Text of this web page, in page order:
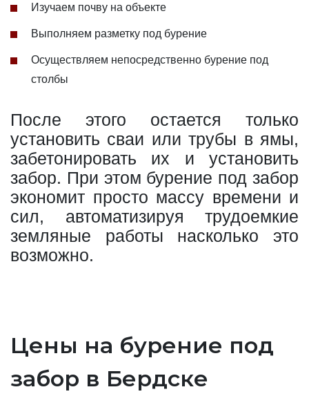
Изучаем почву на объекте
Выполняем разметку под бурение
Осуществляем непосредственно бурение под
столбы
После этого остается только
установить сваи или трубы в ямы,
забетонировать их и установить
забор. При этом бурение под забор
экономит просто массу времени и
сил, автоматизируя трудоемкие
земляные работы насколько это
возможно.
Цены на бурение под
забор в Бердске